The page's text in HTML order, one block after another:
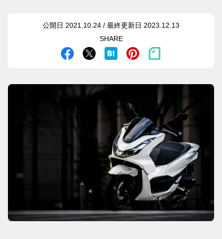
公開日 2021.10.24 / 最終更新日 2023.12.13
SHARE